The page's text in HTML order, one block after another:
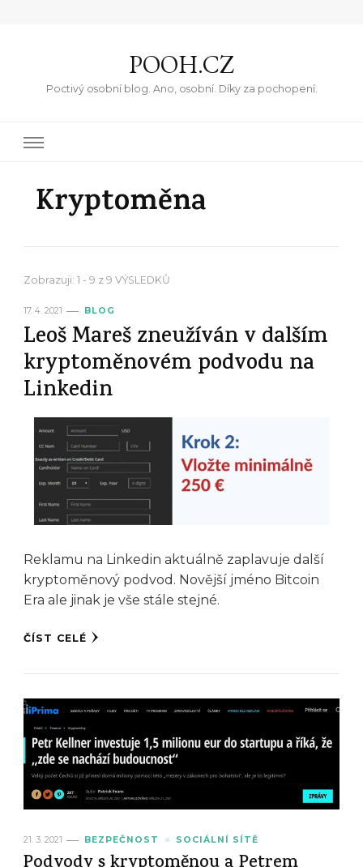
POOH.CZ
Poctivý osobní blog. Ano, osobní. Díky za pochopení.
Kryptoměna
Zobrazuji: 1 - 9 z 9 VÝSLEDKŮ
17. 4. 2021 BLOG
Leoš Mareš zneužíván v dalším
kryptoměnovém podvodu na
Linkedin
Reklamu na Linkedin aktuálně zaplavuje další
kryptoměnový podvod. Novější jméno Bitcoin
Era ale jinak je vše stále stejné.
ČÍST CELÉ
21. 3. 2021 BEZPEČNOST SOCIÁLNÍ SÍTĚ